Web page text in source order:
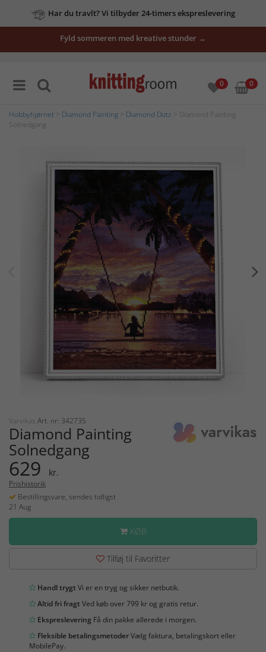
Har du travlt? Vi tilbyder 24-timers ekspreslevering
Fyld sommeren med kreative stunder →
0 0
Hobbyhjørnet Diamond Painting Diamond Dotz > Diamond Painting
Solnedgang
Varvikas Art. nr: 342735
Diamond Painting
Solnedgang
629 kr.
Prishistorik
Bestillingsvare, sendes tidligst
21 Aug
KØB
Tilføj til Favoritter
Handl trygtVi er en tryg og sikker netbutik.
Altid fri fragtVed køb over 799 kr og gratis retur.
Ekspreslevering Få din pakke allerede i morgen.
Fleksible betalingsmetoderVælg faktura, betalingskort eller
MobilePay.